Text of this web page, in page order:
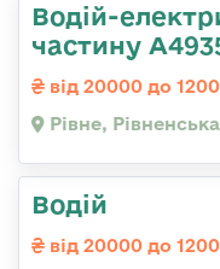
Водій-
частину
від 20000 до
Рівне,
Водій
від 20000 до